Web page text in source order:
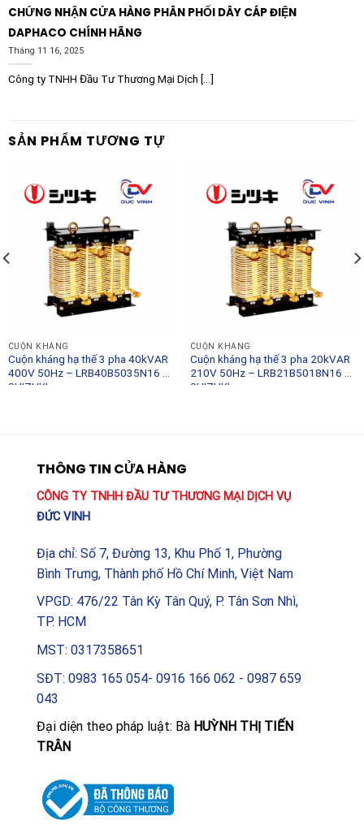
CHỨNG NHẬN CỬA HÀNG PHÂN PHỐI DÂY CÁP ĐIỆN
DAPHACO CHÍNH HÃNG
Tháng 11 16, 2025
Công ty TNHH Đầu Tư Thương Mại Dịch [...]
SẢN PHẨM TƯƠNG TỰ
CUỘN KHÁNG
Cuộn kháng hạ thế 3 pha 40kVAR
400V 50Hz – LRB40B5035N16 –
SHIZUKI
CUỘN KHÁNG
Cuộn kháng hạ thế 3 pha 20kVAR
210V 50Hz – LRB21B5018N16 –
SHIZUKI
THÔNG TIN CỬA HÀNG
CÔNG TY TNHH ĐẦU TƯ THƯƠNG MẠI DỊCH VỤ
ĐỨC VINH
Địa chỉ: Số 7, Đường 13, Khu Phố 1, Phường
Bình Trưng, Thành phố Hồ Chí Minh, Việt Nam
VPGD: 476/22 Tân Kỳ Tân Quý, P. Tân Sơn Nhì,
TP. HCM
MST: 0317358651
SĐT: 0983 165 054- 0916 166 062 - 0987 659
043
Đại diện theo pháp luật: Bà HUỲNH THỊ TIẾN
TRÂN